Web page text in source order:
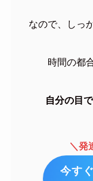
なので、しっ
時間の都
自分の目
＼発
今す